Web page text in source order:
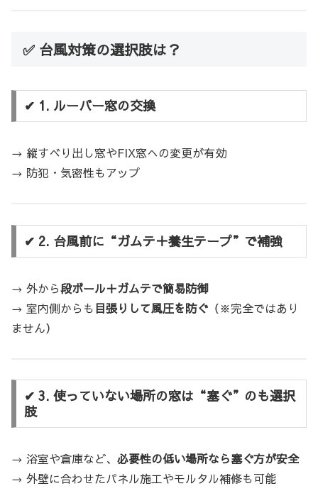
✅ 台風対策の選択肢は？
✔ 1. ルーバー窓の交換
→ 縦すべり出し窓やFIX窓への変更が有効
→ 防犯・気密性もアップ
✔ 2. 台風前に“ガムテ＋養生テープ”で補強
→ 外から段ボール＋ガムテで簡易防御
→ 室内側からも目張りして風圧を防ぐ （※完全ではあり
ません）
✔ 3. 使っていない場所の窓は“塞ぐ”のも選択
肢
→ 浴室や倉庫など、 必要性の低い場所なら塞ぐ方が安全
→ 外壁に合わせたパネル施工やモルタル補修も可能